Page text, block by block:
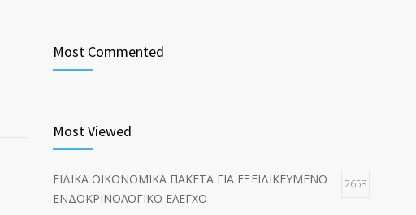
Most Commented
Most Viewed
ΕΙΔΙΚΑ ΟΙΚΟΝΟΜΙΚΑ ΠΑΚΕΤΑ ΓΙΑ ΕΞΕΙΔΙΚΕΥΜΕΝΟ
ΕΝΔΟΚΡΙΝΟΛΟΓΙΚΟ ΕΛΕΓΧΟ
2658